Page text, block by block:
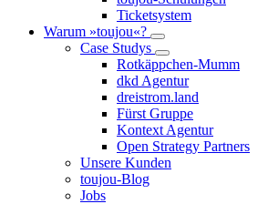
Ticketsystem
Warum »toujou«?
Case Studys
Rotkäppchen-Mumm
dkd Agentur
dreistrom.land
Fürst Gruppe
Kontext Agentur
Open Strategy Partners
Unsere Kunden
toujou-Blog
Jobs